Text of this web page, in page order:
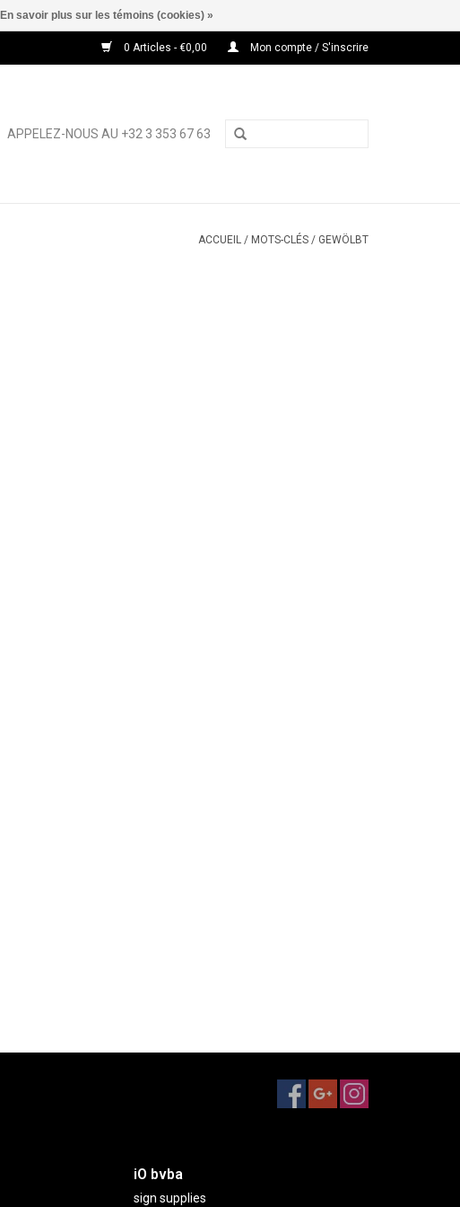
0 Articles - €0,00 Mon compte / S'inscrire
APPELEZ-NOUS AU +32 3 353 67 63
ACCUEIL / MOTS-CLÉS / GEWÖLBT
iO bvba
sign supplies
En savoir plus sur les témoins (cookies) »